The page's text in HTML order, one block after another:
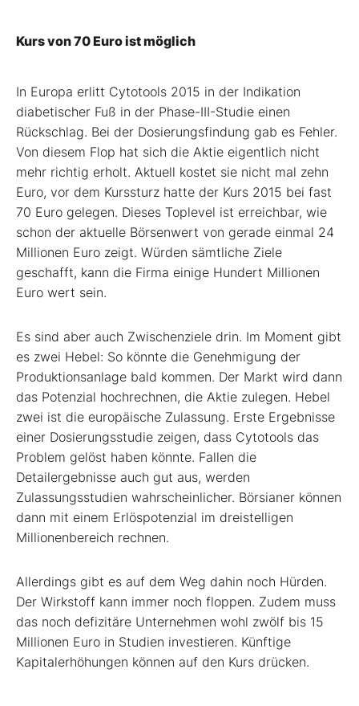
Kurs von 70 Euro ist möglich
In Europa erlitt Cytotools 2015 in der Indikation
diabetischer Fuß in der Phase-III-Studie einen
Rückschlag. Bei der Dosierungsfindung gab es Fehler.
Von diesem Flop hat sich die Aktie eigentlich nicht
mehr richtig erholt. Aktuell kostet sie nicht mal zehn
Euro, vor dem Kurssturz hatte der Kurs 2015 bei fast
70 Euro gelegen. Dieses Toplevel ist erreichbar, wie
schon der aktuelle Börsenwert von gerade einmal 24
Millionen Euro zeigt. Würden sämtliche Ziele
geschafft, kann die Firma einige Hundert Millionen
Euro wert sein.
Es sind aber auch Zwischenziele drin. Im Moment gibt
es zwei Hebel: So könnte die Genehmigung der
Produktionsanlage bald kommen. Der Markt wird dann
das Potenzial hochrechnen, die Aktie zulegen. Hebel
zwei ist die europäische Zulassung. Erste Ergebnisse
einer Dosierungsstudie zeigen, dass Cytotools das
Problem gelöst haben könnte. Fallen die
Detailergebnisse auch gut aus, werden
Zulassungsstudien wahrscheinlicher. Börsianer können
dann mit einem Erlöspotenzial im dreistelligen
Millionenbereich rechnen.
Allerdings gibt es auf dem Weg dahin noch Hürden.
Der Wirkstoff kann immer noch floppen. Zudem muss
das noch defizitäre Unternehmen wohl zwölf bis 15
Millionen Euro in Studien investieren. Künftige
Kapitalerhöhungen können auf den Kurs drücken.